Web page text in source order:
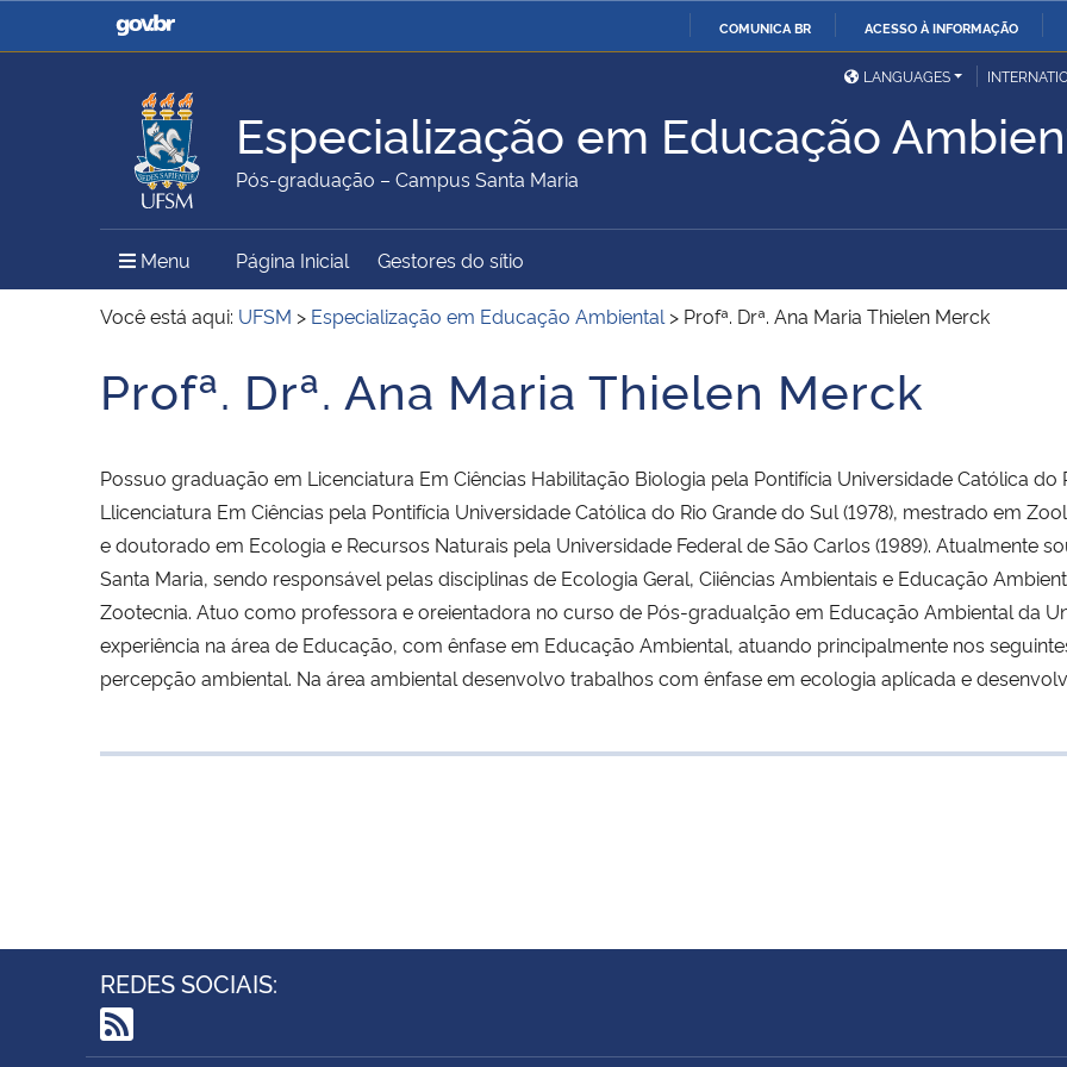
O
CONTEÚDO
COMUNICA BR ACESSO À INFORMAÇÃO
Casa Civil
Ministério da Justiça e
Ministério da Defesa
Ministério das Relações
Exteriores
Ministério da Agricultura,
Pecuária e Abastecimento
Ministério da Educação Ministério da Cidadania Ministério da Saúde
Ministério do Meio Ambiente Ministério do Turismo
Desenvolvimento Regional
União
Secretaria de Governo
Gabinete de Segurança
Advocacia-Geral da União Banco Central do Brasil
LANGUAGES
Especialização em Educação
Pós-graduação – Campus Santa Maria
Menu Menu Principal do Sítio
Página Inicial Gestores do sítio
Você está aqui: UFSM > Especialização em Educação Ambiental > Profª. Drª. Ana Maria Thielen Merck
Início do conteúdo
Profª. Drª. Ana Maria Thielen Merck
Possuo graduação em Licenciatura Em Ciências Habilitação Biologia pela Pontifícia Universidade Católica do
Llicenciatura Em Ciências pela Pontifícia Universidade Católica do Rio Grande do Sul (1978), mestrado em
e doutorado em Ecologia e Recursos Naturais pela Universidade Federal de São Carlos (1989). Atualmente
Santa Maria, sendo responsável pelas disciplinas de Ecologia Geral, Ciiências Ambientais e Educação
Zootecnia. Atuo como professora e oreientadora no curso de Pós-gradualção em Educação Ambiental da
experiência na área de Educação, com ênfase em Educação Ambiental, atuando principalmente nos
percepção ambiental. Na área ambiental desenvolvo trabalhos com ênfase em ecologia aplícada e
REDES SOCIAIS: